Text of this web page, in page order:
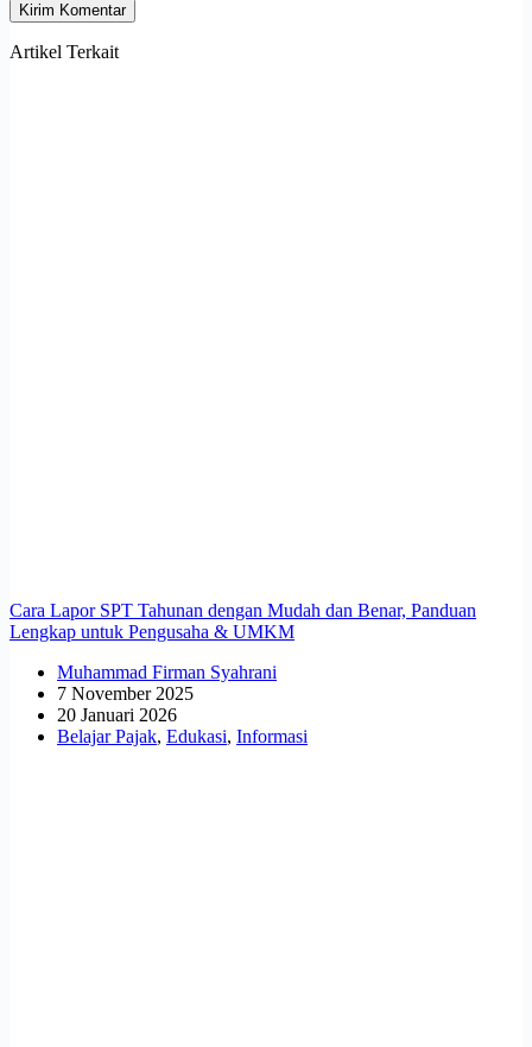
Kirim Komentar
Artikel Terkait
Cara Lapor SPT Tahunan dengan Mudah dan Benar, Panduan
Lengkap untuk Pengusaha & UMKM
Muhammad Firman Syahrani
7 November 2025
20 Januari 2026
Belajar Pajak, Edukasi, Informasi